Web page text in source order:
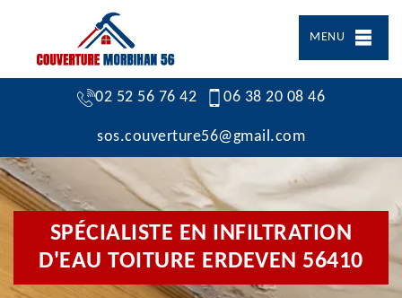
MENU
02 52 56 76 42 06 38 20 08 46
sos.couverture56@gmail.com
SPÉCIALISTE EN INFILTRATION
D'EAU TOITURE ERDEVEN 56410